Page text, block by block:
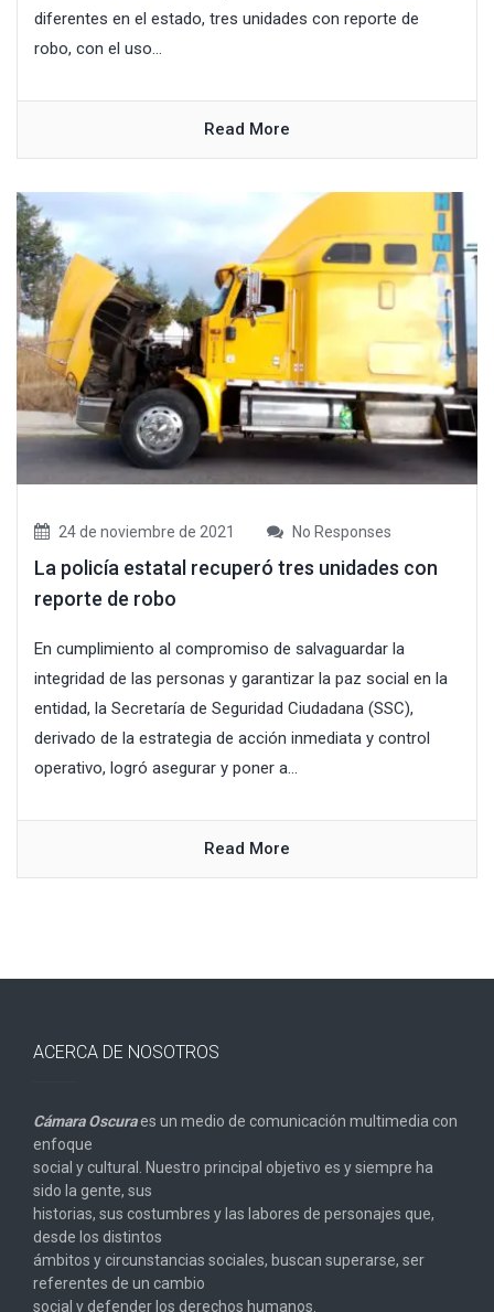
diferentes en el estado, tres unidades con reporte de
robo, con el uso...
Read More
24 de noviembre de 2021 No Responses
La policía estatal recuperó tres unidades con
reporte de robo
En cumplimiento al compromiso de salvaguardar la
integridad de las personas y garantizar la paz social en la
entidad, la Secretaría de Seguridad Ciudadana (SSC),
derivado de la estrategia de acción inmediata y control
operativo, logró asegurar y poner a...
Read More
ACERCA DE NOSOTROS
Cámara Oscuraes un medio de comunicación multimedia con
enfoque
social y cultural. Nuestro principal objetivo es y siempre ha
sido la gente, sus
historias, sus costumbres y las labores de personajes que,
desde los distintos
ámbitos y circunstancias sociales, buscan superarse, ser
referentes de un cambio
social y defender los derechos humanos.